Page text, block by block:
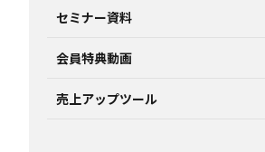
セミナー資料
会員特典動画
売上アップツール